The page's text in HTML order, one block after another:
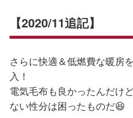
【2020/11追記】
さらに快適＆低燃費な暖房
入！
電気毛布も良かったんだけ
ない性分は困ったものだ😆